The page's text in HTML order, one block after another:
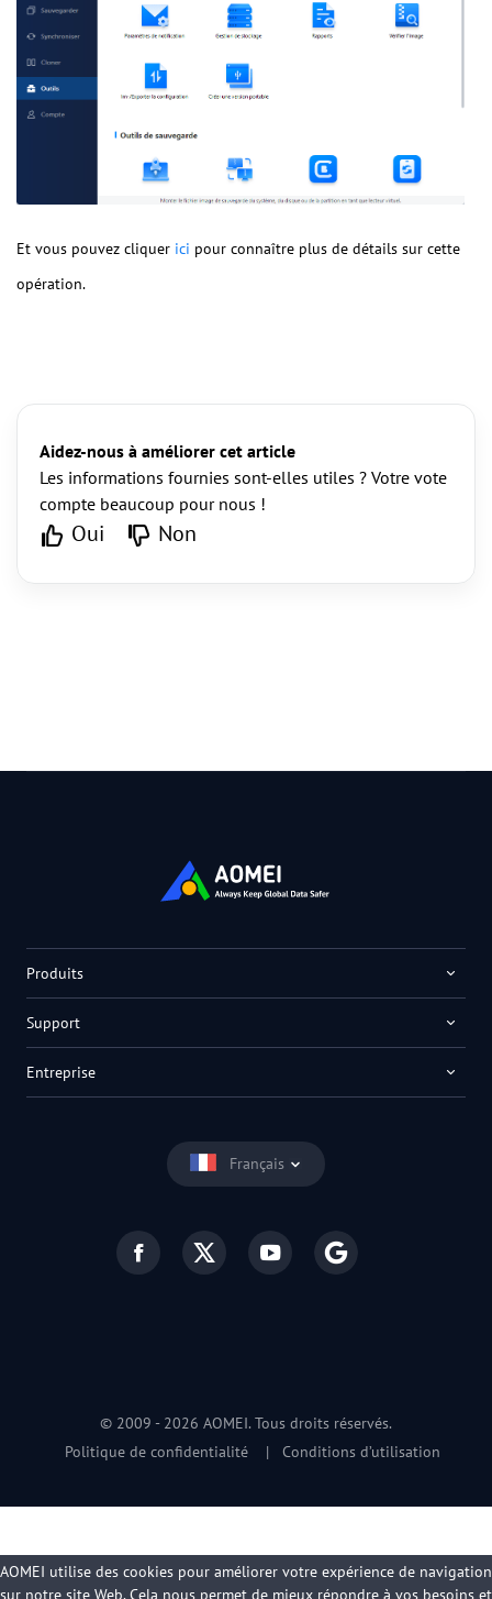
Et vous pouvez cliquer ici pour connaître plus de détails sur cette
opération.
Aidez-nous à améliorer cet article
Les informations fournies sont-elles utiles ? Votre vote
compte beaucoup pour nous !
Oui Non
Français
Produits
Support
Entreprise
© 2009 - 2026 AOMEI. Tous droits réservés.
Politique de confidentialité
| Conditions d’utilisation
AOMEI utilise des cookies pour améliorer votre expérience de navigation
sur notre site Web. Cela nous permet de mieux répondre à vos besoins et